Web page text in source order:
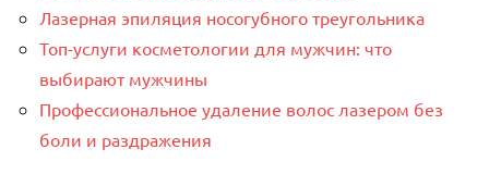
Лазерная эпиляция носогубного треугольника
Топ-услуги косметологии для мужчин: что
выбирают мужчины
Профессиональное удаление волос лазером без
боли и раздражения